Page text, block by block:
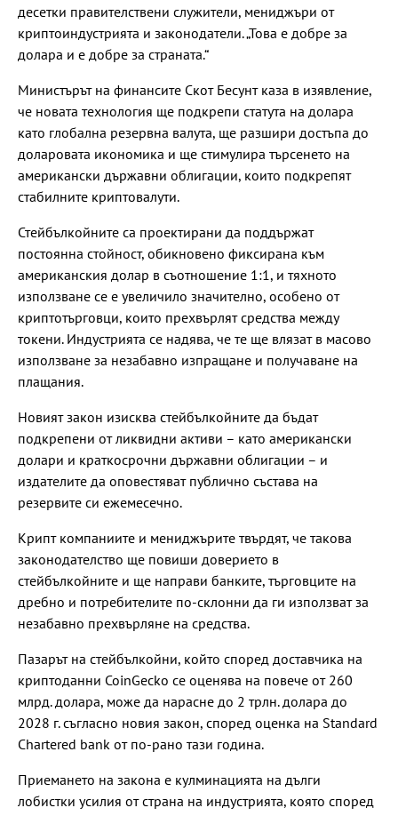
десетки правителствени служители, мениджъри от
криптоиндустрията и законодатели. „Това е добре за
долара и е добре за страната.“
Министърът на финансите Скот Бесyнт каза в изявление,
че новата технология ще подкрепи статута на долара
като глобална резервна валута, ще разшири достъпа до
доларовата икономика и ще стимулира търсенето на
американски държавни облигации, които подкрепят
стабилните криптовалути.
Стейбълкойните са проектирани да поддържат
постоянна стойност, обикновено фиксирана към
американския долар в съотношение 1:1, и тяхното
използване се е увеличило значително, особено от
криптотърговци, които прехвърлят средства между
токени. Индустрията се надява, че те ще влязат в масово
използване за незабавно изпращане и получаване на
плащания.
Новият закон изисква стейбълкойните да бъдат
подкрепени от ликвидни активи – като американски
долари и краткосрочни държавни облигации – и
издателите да оповестяват публично състава на
резервите си ежемесечно.
Крипт компаниите и мениджърите твърдят, че такова
законодателство ще повиши доверието в
стейбълкойните и ще направи банките, търговците на
дребно и потребителите по-склонни да ги използват за
незабавно прехвърляне на средства.
Пазарът на стейбълкойни, който според доставчика на
криптоданни CoinGecko се оценява на повече от 260
млрд. долара, може да нарасне до 2 трлн. долара до
2028 г. съгласно новия закон, според оценка на Standard
Chartered bank от по-рано тази година.
Приемането на закона е кулминацията на дълги
лобистки усилия от страна на индустрията, която според